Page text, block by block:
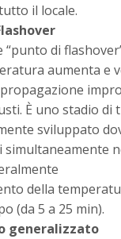
il locale.
di
aumenta e
È uno stadio di
sviluppato
della
(da 5 a 25 min).
generalizzato